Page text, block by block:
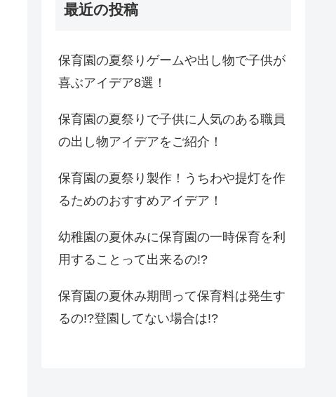
最近の投稿
保育園の夏祭りゲームや出し物で子供が
喜ぶアイデア8選！
保育園の夏祭りで子供に人気のある職員
の出し物アイデアをご紹介！
保育園の夏祭り製作！うちわや提灯を作
るためのおすすめアイデア！
幼稚園の夏休みに保育園の一時保育を利
用することって出来るの!?
保育園の夏休み期間って保育料は発生す
るの!?登園してない場合は!?